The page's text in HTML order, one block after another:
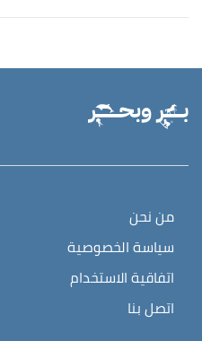
من نحن
سياسة الخصوصية
اتفاقية الاستخدام
اتصل بنا